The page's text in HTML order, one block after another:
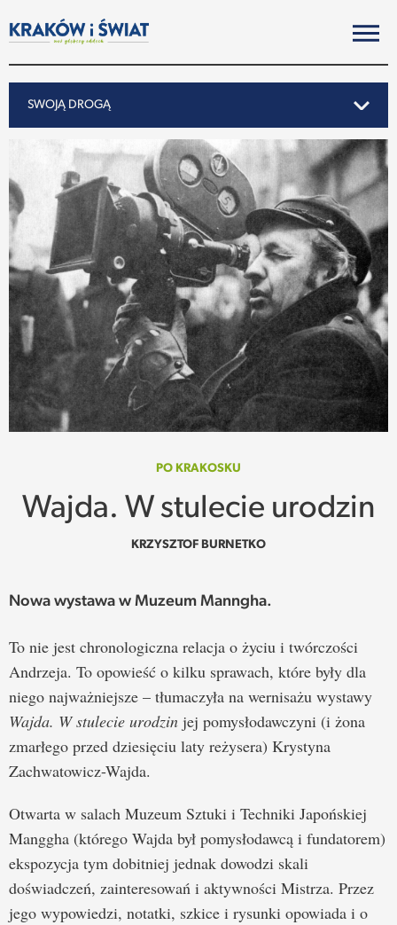
SWOJĄ DROGĄ
SWOJĄ DROGĄ
REPORTAŻ
NOTY ZE ŚWIATA
PO KRAKOSKU
MIASTO
SUBIEKTYWNIE
SPOTKANIE
REKOMENDACJE
SŁOWO
FELIETONY
TEKSTY Z MIESIĘCZNIKA
PODCAST
PO KRAKOSKU
Wajda. W stulecie urodzin
KRZYSZTOF BURNETKO
Nowa wystawa w Muzeum Manngha.
To nie jest chronologiczna relacja o życiu i twórczości
Andrzeja. To opowieść o kilku sprawach, które były dla
niego najważniejsze – tłumaczyła na wernisażu wystawy
Wajda. W stulecie urodzin jej pomysłodawczyni (i żona
zmarłego przed dziesięciu laty reżysera) Krystyna
Zachwatowicz-Wajda.
Otwarta w salach Muzeum Sztuki i Techniki Japońskiej
Manggha (którego Wajda był pomysłodawcą i fundatorem)
ekspozycja tym dobitniej jednak dowodzi skali
doświadczeń, zainteresowań i aktywności Mistrza. Przez
jego wypowiedzi, notatki, szkice i rysunki opowiada i o